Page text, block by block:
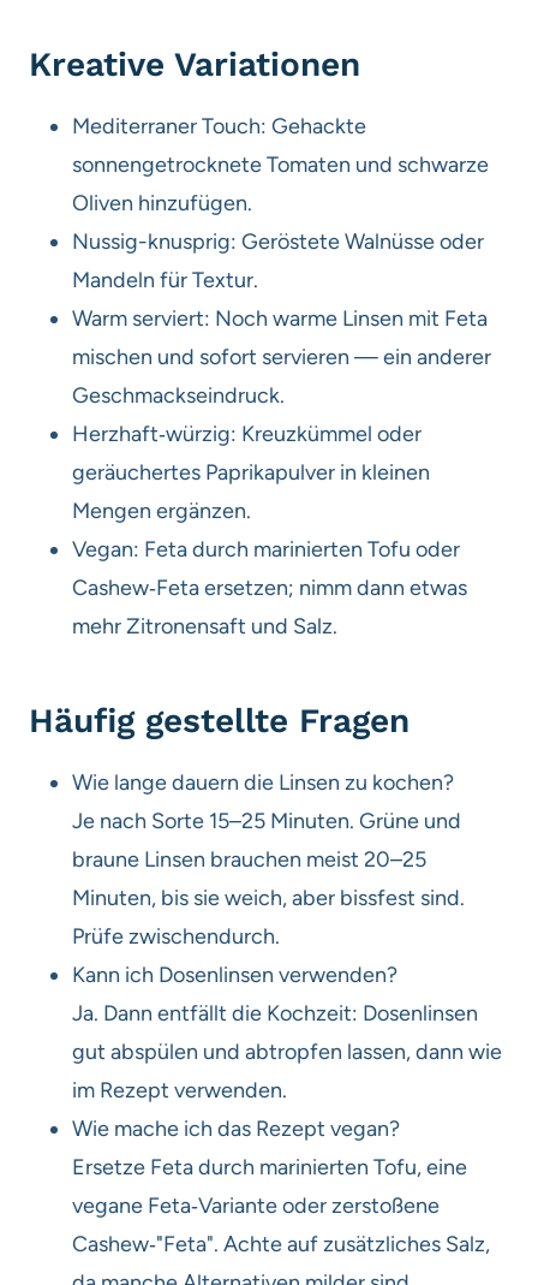
Kreative Variationen
Mediterraner Touch: Gehackte
sonnengetrocknete Tomaten und schwarze
Oliven hinzufügen.
Nussig-knusprig: Geröstete Walnüsse oder
Mandeln für Textur.
Warm serviert: Noch warme Linsen mit Feta
mischen und sofort servieren — ein anderer
Geschmackseindruck.
Herzhaft‑würzig: Kreuzkümmel oder
geräuchertes Paprikapulver in kleinen
Mengen ergänzen.
Vegan: Feta durch marinierten Tofu oder
Cashew‑Feta ersetzen; nimm dann etwas
mehr Zitronensaft und Salz.
Häufig gestellte Fragen
Wie lange dauern die Linsen zu kochen?
Je nach Sorte 15–25 Minuten. Grüne und
braune Linsen brauchen meist 20–25
Minuten, bis sie weich, aber bissfest sind.
Prüfe zwischendurch.
Kann ich Dosenlinsen verwenden?
Ja. Dann entfällt die Kochzeit: Dosenlinsen
gut abspülen und abtropfen lassen, dann wie
im Rezept verwenden.
Wie mache ich das Rezept vegan?
Ersetze Feta durch marinierten Tofu, eine
vegane Feta‑Variante oder zerstoßene
Cashew‑"Feta". Achte auf zusätzliches Salz,